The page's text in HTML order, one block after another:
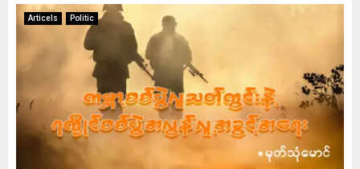
Articels Politic